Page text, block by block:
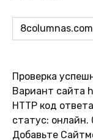
Проверка
Вариант сайта
HTTP код
статус: онлайн.
Добавьте